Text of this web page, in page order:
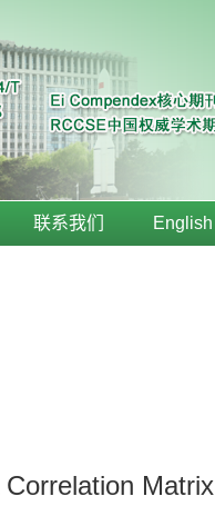
联系我们 English
Matrix